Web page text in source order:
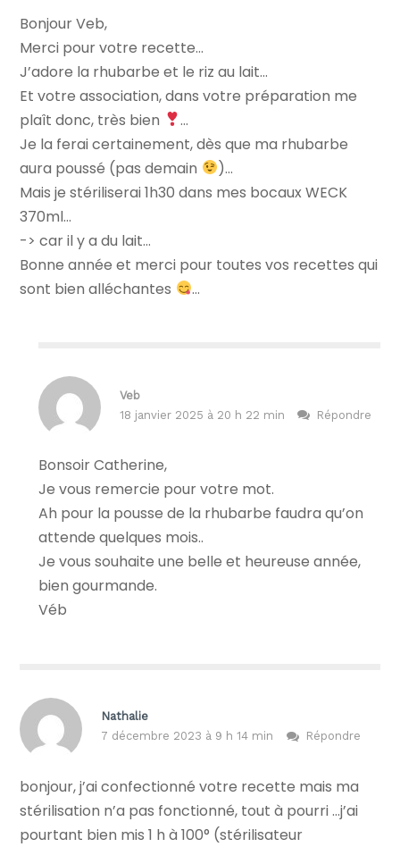
Bonjour Veb,
Merci pour votre recette…
J’adore la rhubarbe et le riz au lait…
Et votre association, dans votre préparation me
plaît donc, très bien
…
Je la ferai certainement, dès que ma rhubarbe
aura poussé (pas demain
)…
Mais je stériliserai 1h30 dans mes bocaux WECK
370ml…
-> car il y a du lait…
Bonne année et merci pour toutes vos recettes qui
sont bien alléchantes
…
Veb
18 janvier 2025 à 20 h 22 min
Répondre
Bonsoir Catherine,
Je vous remercie pour votre mot.
Ah pour la pousse de la rhubarbe faudra qu’on
attende quelques mois..
Je vous souhaite une belle et heureuse année,
bien gourmande.
Véb
Nathalie
7 décembre 2023 à 9 h 14 min
Répondre
bonjour, j’ai confectionné votre recette mais ma
stérilisation n’a pas fonctionné, tout à pourri …j’ai
pourtant bien mis 1 h à 100° (stérilisateur